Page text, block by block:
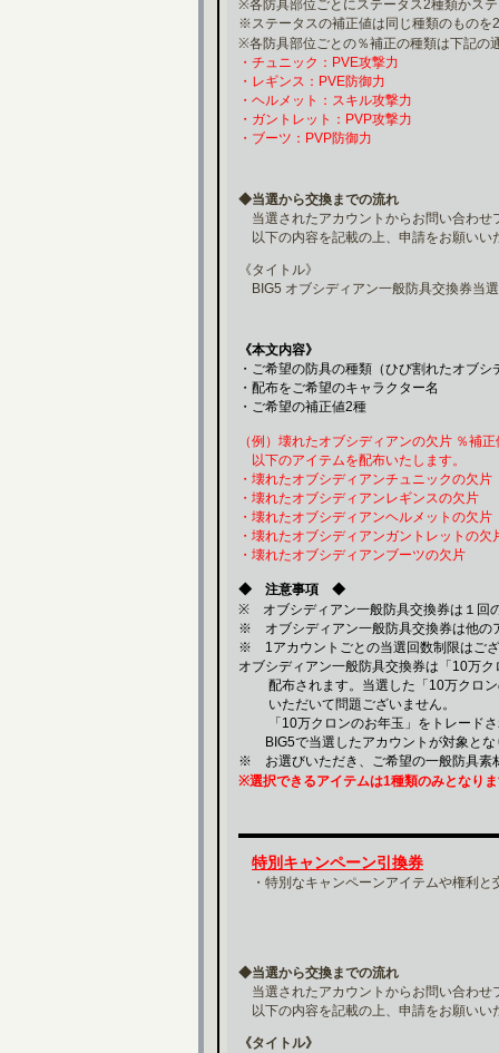
※各防具部位ごとにステータス2種類かス
※ステータスの補正値は同じ種類のものを
※各防具部位ごとの％補正の種類は下記の
・チュニック：PVE攻撃力
・レギンス：PVE防御力
・ヘルメット：スキル攻撃力
・ガントレット：PVP攻撃力
・ブーツ：PVP防御力
◆当選から交換までの流れ
当選されたアカウントからお問い合わせ
以下の内容を記載の上、申請をお願いい
《タイトル》
BIG5 オブシディアン一般防具交換券当選
《本文内容》
・ご希望の防具の種類（ひび割れたオブ
・配布をご希望のキャラクター名
・ご希望の補正値2種
（例）壊れたオブシディアンの欠片 ％補
以下のアイテムを配布いたします。
・壊れたオブシディアンチュニックの欠片
・壊れたオブシディアンレギンスの欠片
・壊れたオブシディアンヘルメットの欠片
・壊れたオブシディアンガントレットの欠
・壊れたオブシディアンブーツの欠片
◆ 注意事項 ◆
※ オブシディアン一般防具交換券は１回
※ オブシディアン一般防具交換券は他の
※ 1アカウントごとの当選回数制限はご
オブシディアン一般防具交換券は「10万
配布されます。当選した「10万クロン
いただいて問題ございません。
「10万クロンのお年玉」をトレードさ
BIG5で当選したアカウントが対象とな
※ お選びいただき、ご希望の一般防具素
※選択できるアイテムは1種類のみとなり
特別キャンペーン引換券
・特別なキャンペーンアイテムや権利と
◆当選から交換までの流れ
当選されたアカウントからお問い合わせ
以下の内容を記載の上、申請をお願いい
《タイトル》